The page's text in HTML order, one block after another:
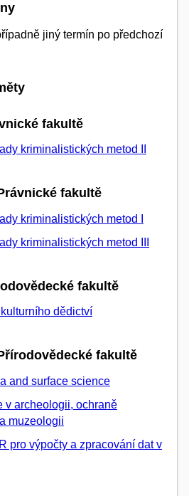
jiný termín po předchozí
fakultě
kriminalistických metod II
fakultě
kriminalistických metod I
kriminalistických metod III
fakultě
dědictví
fakultě
and surface science
v archeologii, ochraně
muzeologii
pro výpočty a zpracování dat v